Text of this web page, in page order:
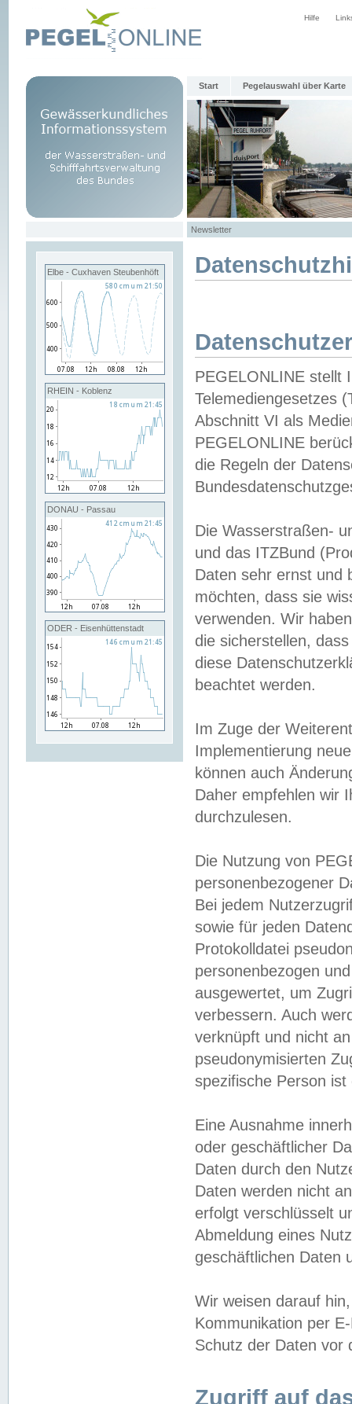
Hilfe
Start Pegelauswahl über Karte
Newsletter
Elbe - Cuxhaven Steubenhöft
RHEIN - Koblenz
DONAU - Passau
ODER - Eisenhüttenstadt
PEGELONLINE stellt
Telemediengesetzes
Abschnitt VI als
PEGELONLINE
die Regeln der
Die Wasserstraßen-
und das ITZBund
Daten sehr ernst und
möchten, dass sie
verwenden. Wir
die sicherstellen,
diese
beachtet werden.
Im Zuge der
Implementierung
können auch
Daher empfehlen wir
durchzulesen.
Die Nutzung von
personenbezogener
Bei jedem
sowie für jeden
Protokolldatei
personenbezogen
ausgewertet, um
verbessern. Auch
verknüpft und nicht
pseudonymisierten
spezifische Person
Eine Ausnahme
oder geschäftlicher
Daten durch den
Daten werden nicht
erfolgt verschlüsselt
Abmeldung eines
geschäftlichen Daten
Wir weisen darauf
Kommunikation per
Schutz der Daten vor
Zugriff auf